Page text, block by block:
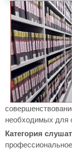
необходимых для
Категория